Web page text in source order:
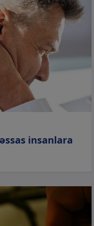
insanlara